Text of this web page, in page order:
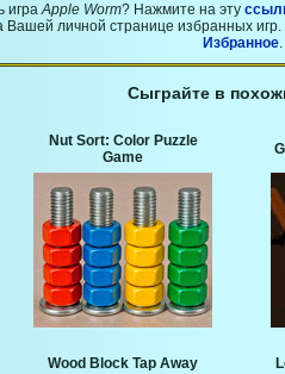
играApple Worm? Нажмите на эту
Вашей личной странице избранных
Избранное.
Сыграйте в
Nut Sort: Color Puzzle
Game
Wood Block Tap Away